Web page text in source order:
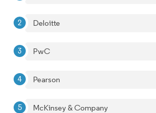
Deloitte
PwC
Pearson
McKinsey & Company